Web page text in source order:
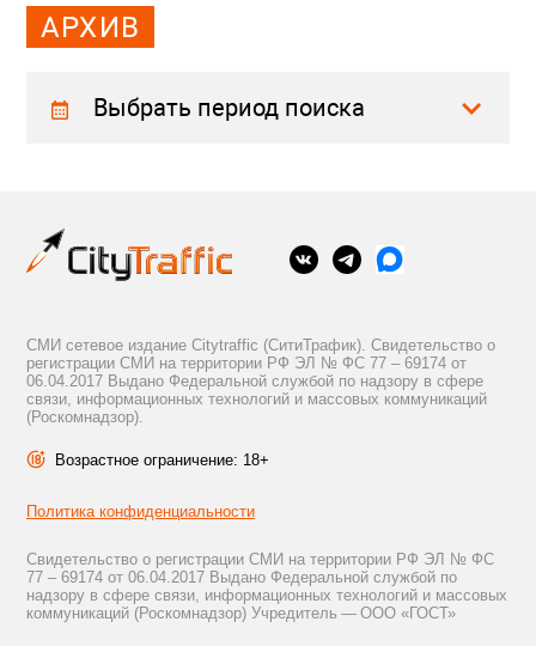
АРХИВ
Выбрать период поиска
СМИ сетевое издание Citytraffic (СитиТрафик). Свидетельство о
регистрации СМИ на территории РФ ЭЛ № ФС 77 – 69174 от
06.04.2017 Выдано Федеральной службой по надзору в сфере
связи, информационных технологий и массовых коммуникаций
(Роскомнадзор).
Возрастное ограничение: 18+
Политика конфиденциальности
Свидетельство о регистрации СМИ на территории РФ ЭЛ № ФС
77 – 69174 от 06.04.2017 Выдано Федеральной службой по
надзору в сфере связи, информационных технологий и массовых
коммуникаций (Роскомнадзор) Учредитель — ООО «ГОСТ»